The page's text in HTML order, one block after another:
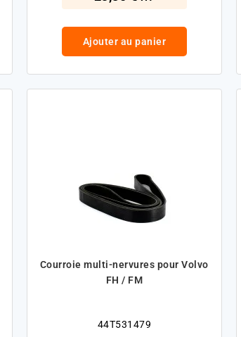
Ajouter au panier
Courroie multi-nervures pour Volvo
FH / FM
44T531479